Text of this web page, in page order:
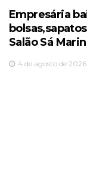
Empresária
Salão Sá
4 de agosto de 2026